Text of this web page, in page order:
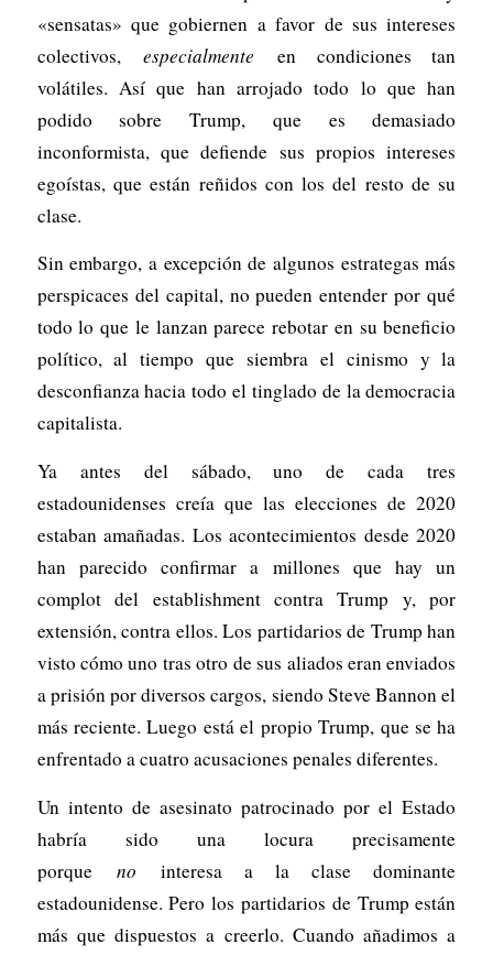
«sensatas» que gobiernen a favor de sus intereses
colectivos,especialmente en condiciones tan
volátiles. Así que han arrojado todo lo que han
podido sobre Trump, que es demasiado
inconformista, que defiende sus propios intereses
egoístas, que están reñidos con los del resto de su
clase.
Sin embargo, a excepción de algunos estrategas más
perspicaces del capital, no pueden entender por qué
todo lo que le lanzan parece rebotar en su beneficio
político, al tiempo que siembra el cinismo y la
desconfianza hacia todo el tinglado de la democracia
capitalista.
Ya antes del sábado, uno de cada tres
estadounidenses creía que las elecciones de 2020
estaban amañadas. Los acontecimientos desde 2020
han parecido confirmar a millones que hay un
complot del establishment contra Trump y, por
extensión, contra ellos. Los partidarios de Trump han
visto cómo uno tras otro de sus aliados eran enviados
a prisión por diversos cargos, siendo Steve Bannon el
más reciente. Luego está el propio Trump, que se ha
enfrentado a cuatro acusaciones penales diferentes.
Un intento de asesinato patrocinado por el Estado
habría sido una locura precisamente
porque no interesa a la clase dominante
estadounidense. Pero los partidarios de Trump están
más que dispuestos a creerlo. Cuando añadimos a